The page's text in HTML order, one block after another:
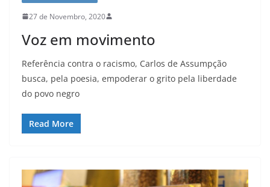
27 de Novembro, 2020
Voz em movimento
Referência contra o racismo, Carlos de Assumpção
busca, pela poesia, empoderar o grito pela liberdade
do povo negro
Read More